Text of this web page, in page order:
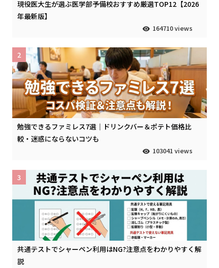
現役医大生が選ぶ医学部予備校おすすめ厳選TOP12【2026
年最新版】
164710 views
勉強できるファミレス7選｜ドリンクバー＆ポテト価格比
較・迷惑にならないコツも
103041 views
2
共通テストでシャーペン利用はNG?注意点をわかりやすく解
説
3